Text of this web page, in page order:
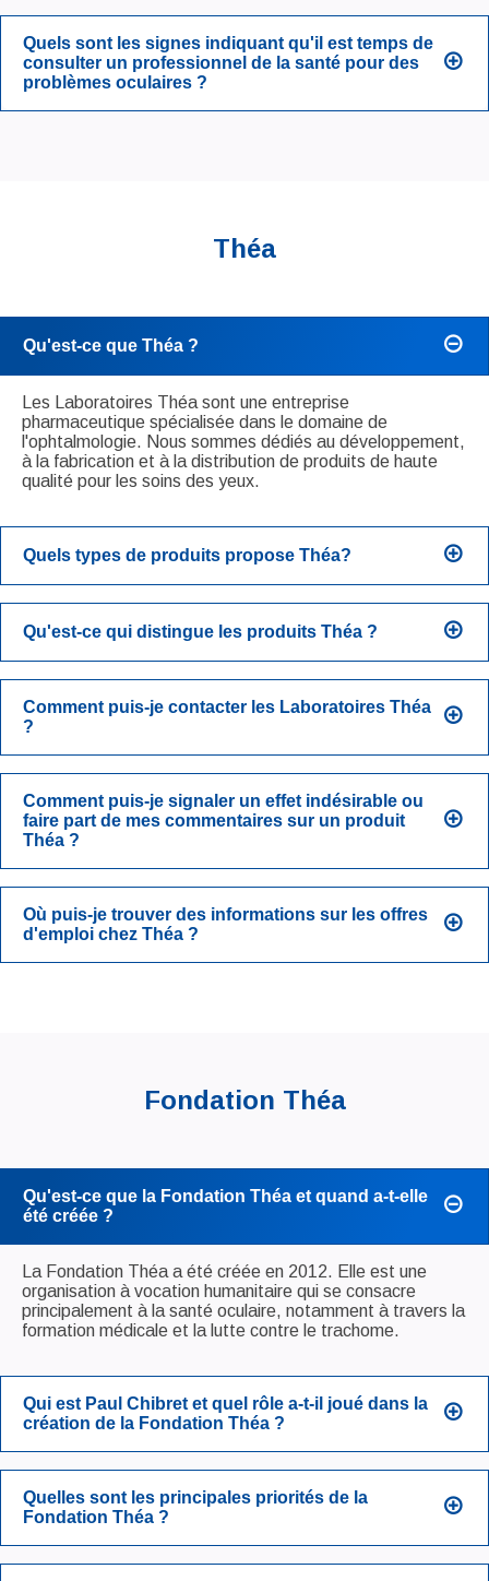
Quels sont les signes indiquant qu'il est temps de
consulter un professionnel de la santé pour des
problèmes oculaires ?
Fondation Théa
Qu'est-ce que la Fondation Théa et quand a-t-elle
été créée ?
La Fondation Théa a été créée en 2012. Elle est une
organisation à vocation humanitaire qui se consacre
principalement à la santé oculaire, notamment à travers la
formation médicale et la lutte contre le trachome.
Qui est Paul Chibret et quel rôle a-t-il joué dans la
création de la Fondation Théa ?
Quelles sont les principales priorités de la
Fondation Théa ?
Théa
Qu'est-ce que Théa ?
Les Laboratoires Théa sont une entreprise
pharmaceutique spécialisée dans le domaine de
l'ophtalmologie. Nous sommes dédiés au développement,
à la fabrication et à la distribution de produits de haute
qualité pour les soins des yeux.
Quels types de produits propose Théa?
Qu'est-ce qui distingue les produits Théa ?
Comment puis-je contacter les Laboratoires Théa
?
Comment puis-je signaler un effet indésirable ou
faire part de mes commentaires sur un produit
Théa ?
Où puis-je trouver des informations sur les offres
d'emploi chez Théa ?